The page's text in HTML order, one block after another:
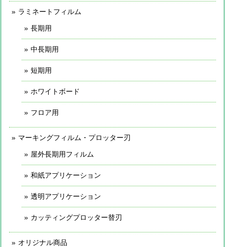
ラミネートフィルム
長期用
中長期用
短期用
ホワイトボード
フロア用
マーキングフィルム・プロッター刃
屋外長期用フィルム
和紙アプリケーション
透明アプリケーション
カッティングプロッター替刃
オリジナル商品